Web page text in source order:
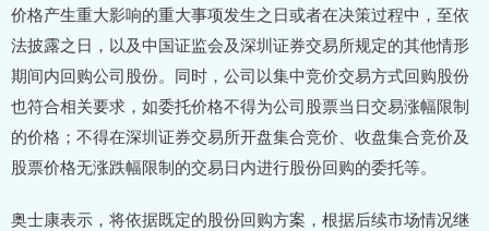
价格产生重大影响的重大事项发生之日或者在决策过程中，至依
法披露之日，以及中国证监会及深圳证券交易所规定的其他情形
期间内回购公司股份。同时，公司以集中竞价交易方式回购股份
也符合相关要求，如委托价格不得为公司股票当日交易涨幅限制
的价格；不得在深圳证券交易所开盘集合竞价、收盘集合竞价及
股票价格无涨跌幅限制的交易日内进行股份回购的委托等。
奥士康表示，将依据既定的股份回购方案，根据后续市场情况继